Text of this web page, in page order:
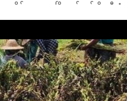
ခရိုင်၊ ကလေးမြို့နယ်တွင် မိုးသီးနှံ
းနေရာ ယနေ့အထိ (၂၂၁၆၄)
ားလုံးရာနှုန်းပြည့်ရိတ်သိမ်းပြီး
GAP နည်းစနစ်နဲ့စိုက်ခဲ့ကြတာပါ။
ါတယ်" ဟု ကလေးမြို့နယ်စိုက်ပျိုး
ဦးနိုင်ထွန်းဝင်းက ပြောသည်။